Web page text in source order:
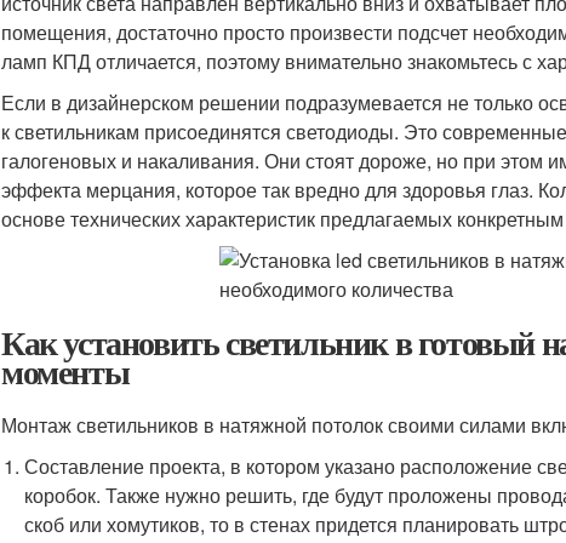
помещения, достаточно просто произвести подсчет
ламп КПД отличается, поэтому внимательно знакомьтесь с
Если в дизайнерском решении подразумевается не только
к светильникам присоединятся светодиоды. Это
галогеновых и накаливания. Они стоят дороже, но при этом
эффекта мерцания, которое так вредно для здоровья глаз.
основе технических характеристик предлагаемых
Как установить светильник в готовый
моменты
Монтаж светильников в натяжной потолок своими силами
Составление проекта, в котором указано расположение
коробок. Также нужно решить, где будут проложены
скоб или хомутиков, то в стенах придется планировать